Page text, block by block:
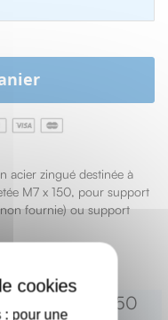
acier zingué destinée à
M7 x 150, pour support
fournie) ou support
filetée M7x150
: pour une